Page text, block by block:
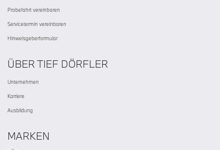
Probefahrt vereinbaren
Servicetermin vereinbaren
Hinweisgeberformular
ÜBER TIEF DÖRFLER
Unternehmen
Karriere
Ausbildung
MARKEN